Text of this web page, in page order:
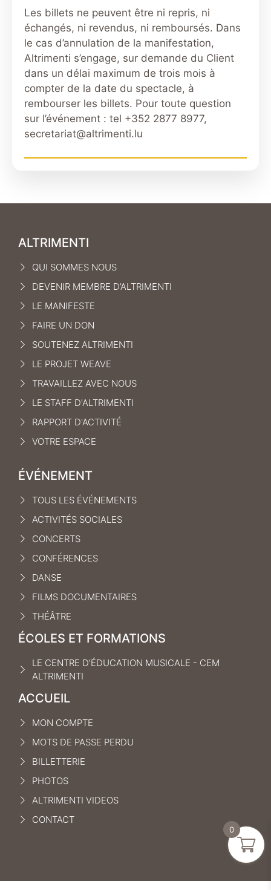
Les billets ne peuvent être ni repris, ni
échangés, ni revendus, ni remboursés. Dans
le cas d’annulation de la manifestation,
Altrimenti s’engage, sur demande du Client
dans un délai maximum de trois mois à
compter de la date du spectacle, à
rembourser les billets. Pour toute question
sur l’événement : tel +352 2877 8977,
secretariat@altrimenti.lu
ALTRIMENTI
QUI SOMMES NOUS
DEVENIR MEMBRE D’ALTRIMENTI
LE MANIFESTE
FAIRE UN DON
SOUTENEZ ALTRIMENTI
LE PROJET WEAVE
TRAVAILLEZ AVEC NOUS
LE STAFF D'ALTRIMENTI
RAPPORT D'ACTIVITÉ
VOTRE ESPACE
ÉVÉNEMENT
TOUS LES ÉVÉNEMENTS
ACTIVITÉS SOCIALES
CONCERTS
CONFÉRENCES
DANSE
FILMS DOCUMENTAIRES
THÉÂTRE
ÉCOLES ET FORMATIONS
LE CENTRE D’ÉDUCATION MUSICALE - CEM
ALTRIMENTI
ACCUEIL
MON COMPTE
MOTS DE PASSE PERDU
BILLETTERIE
PHOTOS
ALTRIMENTI VIDEOS
CONTACT
0